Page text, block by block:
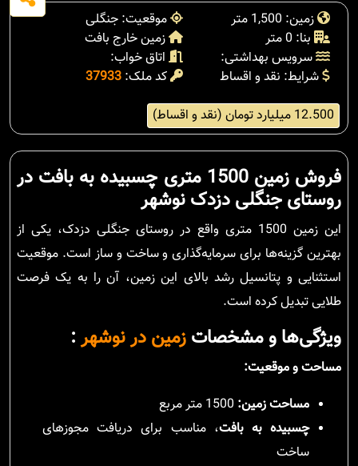
زمین: 1,500 متر
موقعیت: جنگلی
بنا: 0 متر
زمین خارج بافت
سرویس بهداشتی:
اتاق خواب:
شرایط: نقد و اقساط
کد ملک: 37933
12.500 میلیارد تومان (نقد و اقساط)
فروش زمین 1500 متری چسبیده به بافت در
روستای جنگلی دزدک نوشهر
این زمین 1500 متری واقع در روستای جنگلی دزدک، یکی از
بهترین گزینه‌ها برای سرمایه‌گذاری و ساخت و ساز است. موقعیت
استثنایی و پتانسیل رشد بالای این زمین، آن را به یک فرصت
طلایی تبدیل کرده است.
ویژگی‌ها و مشخصاتزمین در نوشهر:
مساحت و موقعیت:
مساحت زمین:
چسبیده به بافت، مناسب برای دریافت مجوزهای
ساخت